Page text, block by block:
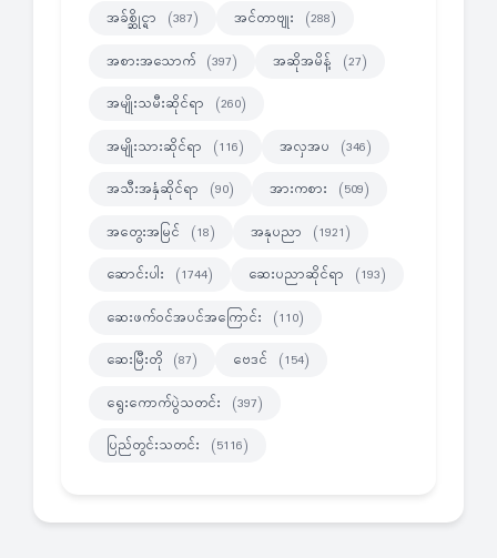
အခ်စ္ဆိုင္ရာ (387) အင်တာဗျုး (288)
အစားအသောက် (397) အဆိုအမိန့် (27)
အမျိုးသမီးဆိုင်ရာ (260)
အမျိုးသားဆိုင်ရာ (116) အလှအပ (346)
အသီးအနှံဆိုင်ရာ (90) အားကစား (509)
အတွေးအမြင် (18) အနုပညာ (1921)
ဆောင်းပါး (1744) ဆေးပညာဆိုင်ရာ (193)
ဆေးဖက်ဝင်အပင်အကြောင်း (110)
ဆေးမြီးတို (87) ဗေဒင် (154)
ရွေးကောက်ပွဲသတင်း (397)
ပြည်တွင်းသတင်း (5116)